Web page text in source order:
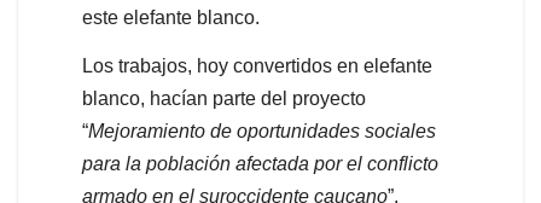
este elefante blanco.
Los trabajos, hoy convertidos en elefante
blanco, hacían parte del proyecto
“Mejoramiento de oportunidades sociales
para la población afectada por el conflicto
armado en el suroccidente caucano”,